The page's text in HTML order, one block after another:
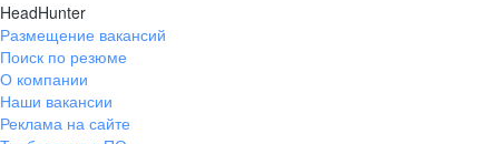
HeadHunter
Размещение вакансий
Поиск по резюме
О компании
Наши вакансии
Реклама на сайте